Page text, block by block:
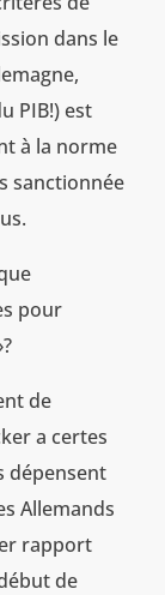
dans le
PIB!) est
à la norme
sanctionnée
pour
de
a certes
dépensent
Allemands
rapport
de